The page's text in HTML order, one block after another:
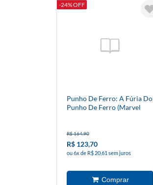
-24% OFF
Punho De Ferro: A Fúria Do
Punho De Ferro (Marvel
R$ 164,90
R$ 123,70
ou 6x de R$ 20,61 sem juros